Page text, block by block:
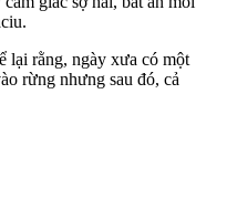
lại rằng, ngày xưa có một
rừng nhưng sau đó, cả